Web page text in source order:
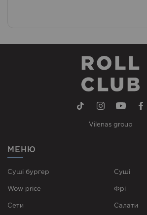
Vilenas group
МЕНЮ
Суші бургер
Wow price
Сети
Суші
Фрі
Cалати